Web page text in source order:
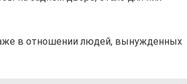
в отношении людей, вынужденных